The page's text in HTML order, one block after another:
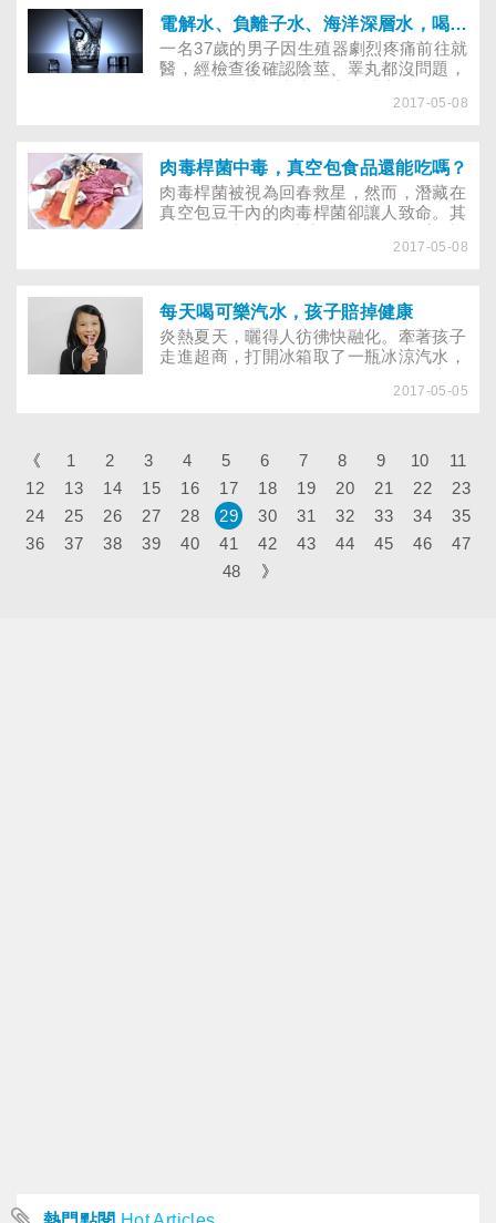
電解水、負離子水、海洋深層水，喝哪種水才養生
一名37歲的男子因生殖器劇烈疼痛前往就
醫，經檢查後確認陰莖、睪丸都沒問題，
結石」併發陰莖疼痛。為了健康要多喝
生……
2017-05-08
肉毒桿菌中毒，真空包食品還能吃嗎？
肉毒桿菌被視為回春救星，然而，潛藏在
真空包豆干內的肉毒桿菌卻讓人致命。其
2017-05-08
每天喝可樂汽水，孩子賠掉健康
炎熱夏天，曬得人彷彿快融化。牽著孩子
走進超商，打開冰箱取了一瓶冰涼汽水，
2017-05-05
《 1 2 3 4 5 6 7 8 9 10
11
12
13 14 15 16 17 18 19 20 21 22
23
24
25 26 27 28 29 30 31 32 33 34
35
36
37 38 39 40 41 42 43 44 45 46
47
48
》